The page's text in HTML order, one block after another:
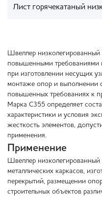
Лист горячекатаный
Швеллер
повышенными требованиями
при изготовлении несущих
монтаже опор и выполнении
повышенных требованиях к
Марка С355 определяет
характеристики и условия
жесткость элементов,
применения.
Применение
Швеллер низколегированный
металлических каркасов,
перекрытий, размещении
строительных объектов